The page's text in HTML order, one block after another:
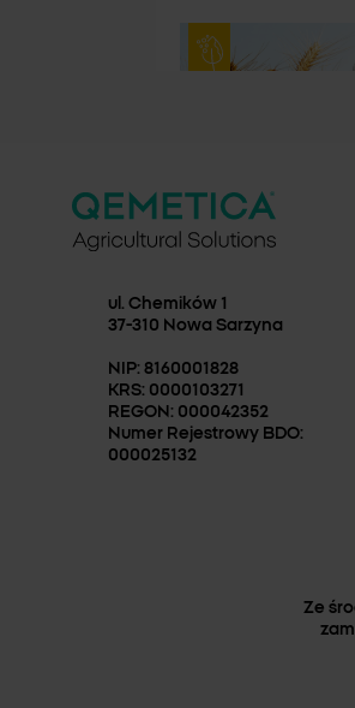
Sprawdź
ul. Chemików 1
37-310 Nowa Sarzyna
NIP: 8160001828
KRS: 0000103271
REGON: 000042352
Numer Rejestrowy BDO:
000025132
Ze